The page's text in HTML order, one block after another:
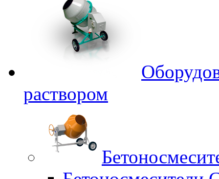
раствором